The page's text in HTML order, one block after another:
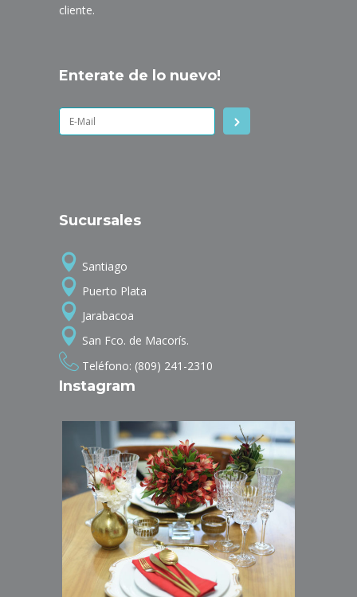
cliente.
Enterate de lo nuevo!
Sucursales
Santiago
Puerto Plata
Jarabacoa
San Fco. de Macorís.
Teléfono: (809) 241-2310
Instagram